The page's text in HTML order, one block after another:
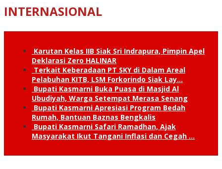
INTERNASIONAL
Karutan Kelas IIB Siak Sri Indrapura, Pimpin Apel
Deklarasi Zero HALINAR
Terkait Keberadaan PT SKY di Dalam Areal
Pelabuhan KITB, LSM Forkorindo Siak Lay…
Bupati Kasmarni Buka Puasa di Masjid Al
Ubudiyah, Warga Setempat Merasa Senang
Bupati Kasmarni Apresiasi Program Bedah
Rumah, Bantuan Baznas Bengkalis
Bupati Kasmarni Safari Ramadhan, Ajak
Masyarakat Ikut Tangani Inflasi dan Cegah …